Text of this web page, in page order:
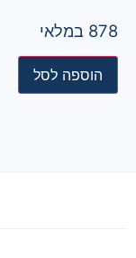
878 במלאי
הוספה לסל